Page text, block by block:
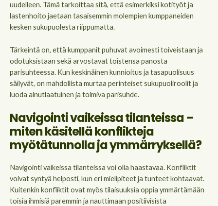
uudelleen. Tämä tarkoittaa sitä, että esimerkiksi kotityöt ja
lastenhoito jaetaan tasaisemmin molempien kumppaneiden
kesken sukupuolesta riippumatta.
Tärkeintä on, että kumppanit puhuvat avoimesti toiveistaan ja
odotuksistaan sekä arvostavat toistensa panosta
parisuhteessa. Kun keskinäinen kunnioitus ja tasapuolisuus
säilyvät, on mahdollista murtaa perinteiset sukupuoliroolit ja
luoda ainutlaatuinen ja toimiva parisuhde.
Navigointi vaikeissa tilanteissa –
miten käsitellä konflikteja
myötätunnolla ja ymmärryksellä?
Navigointi vaikeissa tilanteissa voi olla haastavaa. Konfliktit
voivat syntyä helposti, kun eri mielipiteet ja tunteet kohtaavat.
Kuitenkin konfliktit ovat myös tilaisuuksia oppia ymmärtämään
toisia ihmisiä paremmin ja nauttimaan positiivisista